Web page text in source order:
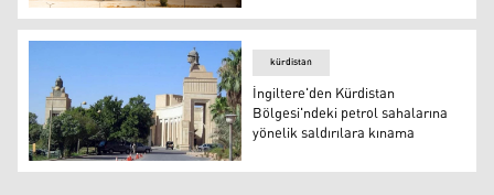
Hükümet temsilcisi: ABD, Kürdistan Bölgesi'ne yönelik
İngiltere'den Kürdistan Bölgesi'ndeki petrol sahalarına
kürdistan
İngiltere'den Kürdistan
Bölgesi'ndeki petrol sahalarına
yönelik saldırılara kınama